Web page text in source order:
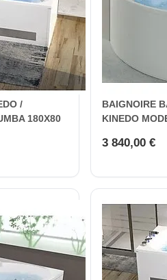
/
180X80
BAIGNOIRE
KINEDO
3 840,00 €